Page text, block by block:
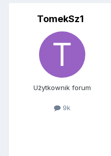
TomekSz1
Użytkownik forum
9k